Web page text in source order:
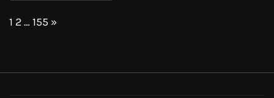
Page:
1 2…155 Next
»